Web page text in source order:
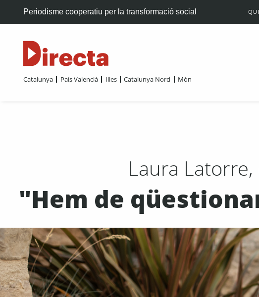
Periodisme cooperatiu per la transformació social
Catalunya País Valencià Illes Catalunya Nord Món
Laura
"Hem de